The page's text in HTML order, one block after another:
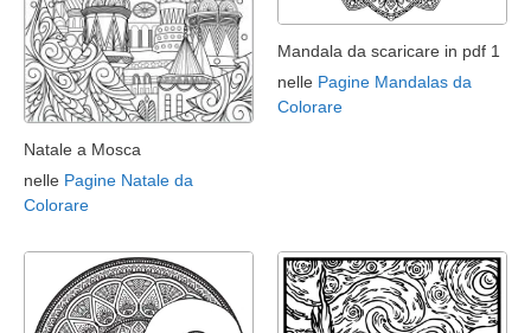
Natale a Mosca
nelle Pagine Natale da
Colorare
Mandala da scaricare in pdf 1
nelle Pagine Mandalas da
Colorare